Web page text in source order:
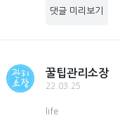
댓글 미리보기
꿀팁관리소장
22.03.25
life